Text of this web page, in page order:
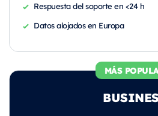
Respuesta del soporte en <24 h
Datos alojados en Europa
MÁS